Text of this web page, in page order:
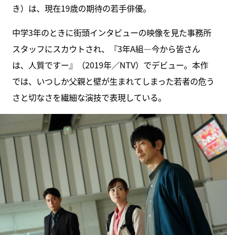
き）は、現在19歳の期待の若手俳優。
中学3年のときに街頭インタビューの映像を見た事務所
スタッフにスカウトされ、『3年A組―今から皆さん
は、人質ですー』（2019年／NTV）でデビュー。本作
では、いつしか父親と壁が生まれてしまった若者の危う
さと切なさを繊細な演技で表現している。